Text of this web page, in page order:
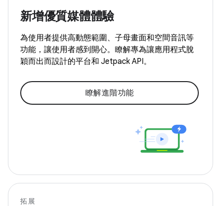
新增優質媒體體驗
為使用者提供高動態範圍、子母畫面和空間音訊等
功能，讓使用者感到開心。瞭解專為讓應用程式脫
穎而出而設計的平台和 Jetpack API。
瞭解進階功能
拓展